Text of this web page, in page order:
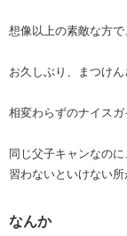
想像以上の素敵な方で
お久しぶり、まつけん
相変わらずのナイスガ
同じ父子キャンなの
習わないといけない所
なんか